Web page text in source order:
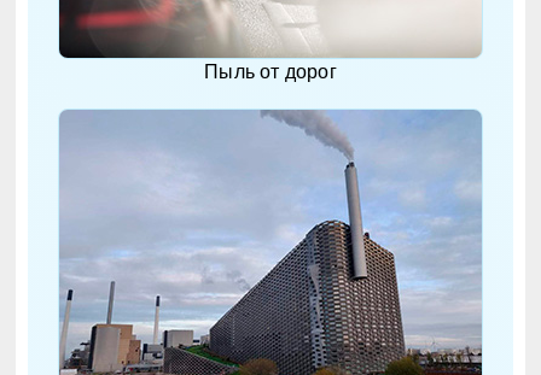
Пыль от дорог